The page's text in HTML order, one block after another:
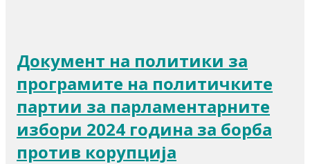
Документ на политики за
програмите на политичките
партии за парламентарните
избори 2024 година за борба
против корупција